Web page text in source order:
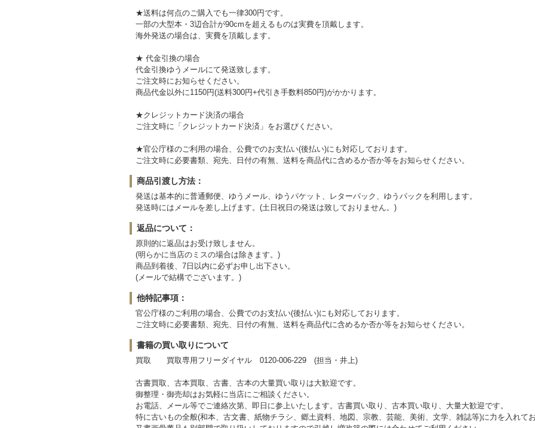
★送料は何点のご購入でも一律300円です。
一部の大型本・3辺合計が90cmを超えるものは実費を頂戴します。
海外発送の場合は、実費を頂戴します。
★ 代金引換の場合
代金引換ゆうメールにて発送致します。
ご注文時にお知らせください。
商品代金以外に1150円(送料300円+代引き手数料850円)がかかります。
★クレジットカード決済の場合
ご注文時に「クレジットカード決済」をお選びください。
★官公庁様のご利用の場合、公費でのお支払い(後払い)にも対応しております。
ご注文時に必要書類、宛先、日付の有無、送料を商品代に含めるか否か等をお知らせください。
商品引渡し方法：
発送は基本的に普通郵便、ゆうメール、ゆうパケット、レターパック、ゆうパックを利用します。
発送時にはメールを差し上げます。(土日祝日の発送は致しておりません。)
返品について：
原則的に返品はお受け致しません。
(明らかに当店のミスの場合は除きます。)
商品到着後、7日以内に必ずお申し出下さい。
(メールで結構でございます。)
他特記事項：
官公庁様のご利用の場合、公費でのお支払い(後払い)にも対応しております。
ご注文時に必要書類、宛先、日付の有無、送料を商品代に含めるか否か等をお知らせください。
書籍の買い取りについて
買取 買取専用フリーダイヤル 0120-006-229 (担当・井上)
古書買取、古本買取、古書、古本の大量買い取りは大歓迎です。
御整理・御売却はお気軽に当店にご相談ください。
お電話、メール等でご連絡次第、即日に参上いたします。古書買い取り、古本買い取り、大量大歓迎です。
特に古いもの全般(和本、古文書、紙物チラシ、郷土資料、地図、宗教、芸能、美術、文学、雑誌等)に力を入れてお